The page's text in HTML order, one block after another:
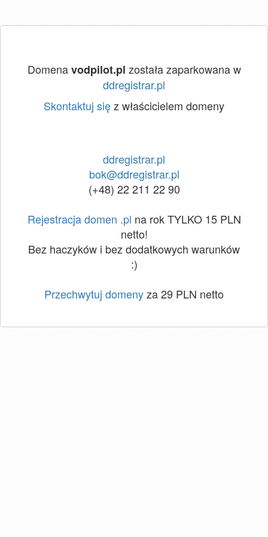
Domenavodpilot.pl została zaparkowana w
ddregistrar.pl
Skontaktuj sięz właścicielem domeny
ddregistrar.pl
bok@ddregistrar.pl
(+48) 22 211 22 90
Rejestracja domen .pl na rok TYLKO 15 PLN
netto!
Bez haczyków i bez dodatkowych warunków
:)
Przechwytuj domenyza 29 PLN netto